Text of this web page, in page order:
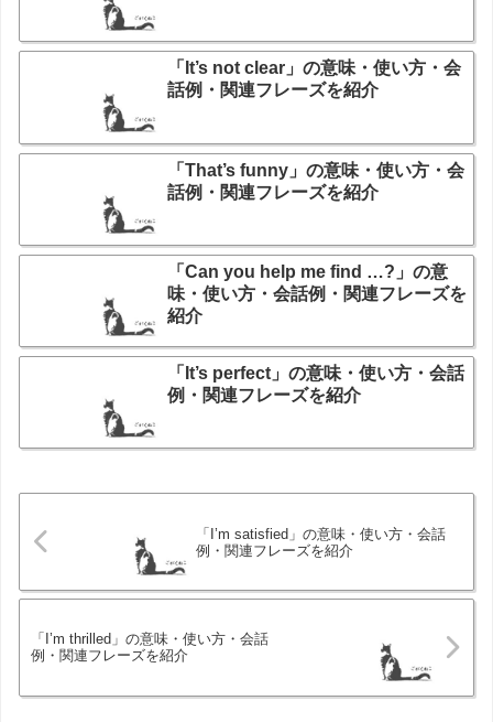
「It’s not clear」の意味・使い方・会
話例・関連フレーズを紹介
「That’s funny」の意味・使い方・会
話例・関連フレーズを紹介
「Can you help me find …?」の意
味・使い方・会話例・関連フレーズを
紹介
「It’s perfect」の意味・使い方・会話
例・関連フレーズを紹介
「I’m satisfied」の意味・使い方・会話
例・関連フレーズを紹介
「I’m thrilled」の意味・使い方・会話
例・関連フレーズを紹介